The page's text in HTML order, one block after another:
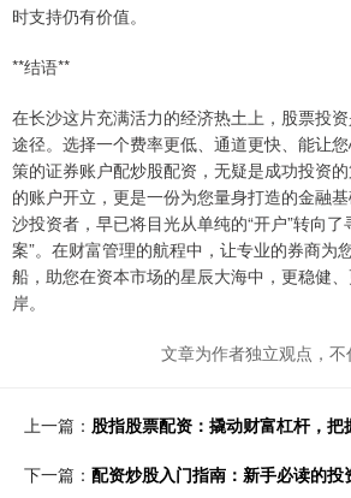
时支持仍有价值。
**结语**
在长沙这片充满活力的经济热土上，股票投
途径。选择一个费率更低、通道更快、能让
策的证券账户配炒股配资，无疑是成功投资
的账户开立，更是一份为您量身打造的金融
沙投资者，早已将目光从单纯的“开户”转向
案”。在财富管理的航程中，让专业的券商为
船，助您在资本市场的星辰大海中，更稳健
岸。
文章为作者独立观点，
上一篇： 股指股票配资：撬动财富杠杆，把
下一篇： 配资炒股入门指南：新手必读的投